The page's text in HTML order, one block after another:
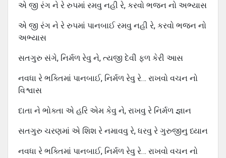
એ જી રંગ ને રે રુપમાં રમવુ નહી રે, કરવો ભજન નો અભ્યાસ
એ જી રંગ ને રે રુપમાં પાનબાઈ રમવુ નહી રે, કરવો ભજન નો
અભ્યાસ
સતગુરુ સંગે, નિર્મળ રેવુ ને, ત્યજી દેવી ફળ કેરી આસ
નવધા રે ભક્તિમાં પાનબાઈ, નિર્મળ રેવુ રે… રાખવો વચન નો
વિશ્વાસ
દાતા ને ભોક્તા એ હરિ એમ કેવુ ને, રાખવુ રે નિર્મળ જ્ઞાન
સતગુરુ ચરણમાં એ શિશ રે નમાવવુ રે, ધરવુ રે ગુરુજીનુ ધ્યાન
નવધા રે ભક્તિમાં પાનબાઈ, નિર્મળ રેવુ રે… રાખવો વચન નો